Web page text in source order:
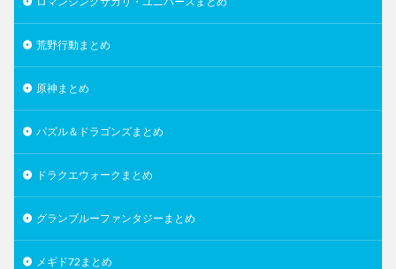
荒野行動まとめ
原神まとめ
パズル＆ドラゴンズまとめ
ドラクエウォークまとめ
グランブルーファンタジーまとめ
メギド72まとめ